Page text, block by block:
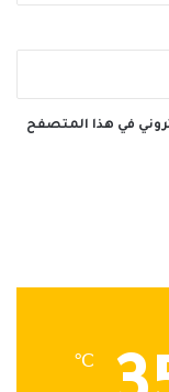
في هذا المتصفح
℃